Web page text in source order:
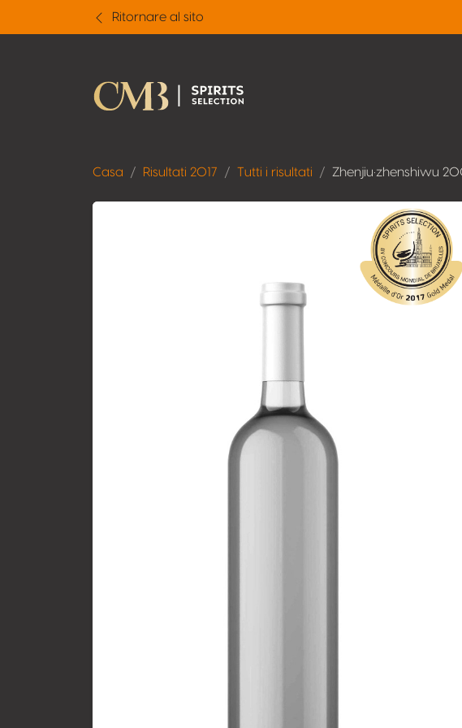
Ritornare al sito
Casa Risultati 2017 Tutti i risultati Zhenjiu•zhenshiwu